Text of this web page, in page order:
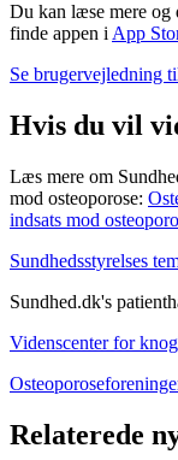
Du kan læse mere og
finde appen i App
Se brugervejledning
Hvis du vil
Læs mere om
mod osteoporose:
indsats mod
Sundhedsstyrelses
Sundhed.dk's
Videnscenter for
Relaterede